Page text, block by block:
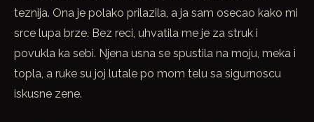
teznija. Ona je polako prilazila, a ja sam osecao kako mi
srce lupa brze. Bez reci, uhvatila me je za struk i
povukla ka sebi. Njena usna se spustila na moju, meka i
topla, a ruke su joj lutale po mom telu sa sigurnoscu
iskusne zene.